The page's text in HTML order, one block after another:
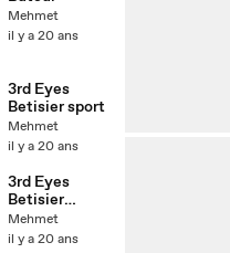
Mehmet
il y a 20 ans
3rd Eyes
Betisier sport
Mehmet
il y a 20 ans
3rd Eyes
Betisier
Football
Mehmet
il y a 20 ans